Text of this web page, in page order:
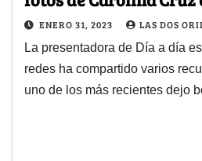
ENERO 31, 2023 LAS DOS
La presentadora de Día a día
redes ha compartido varios
uno de los más recientes dejo